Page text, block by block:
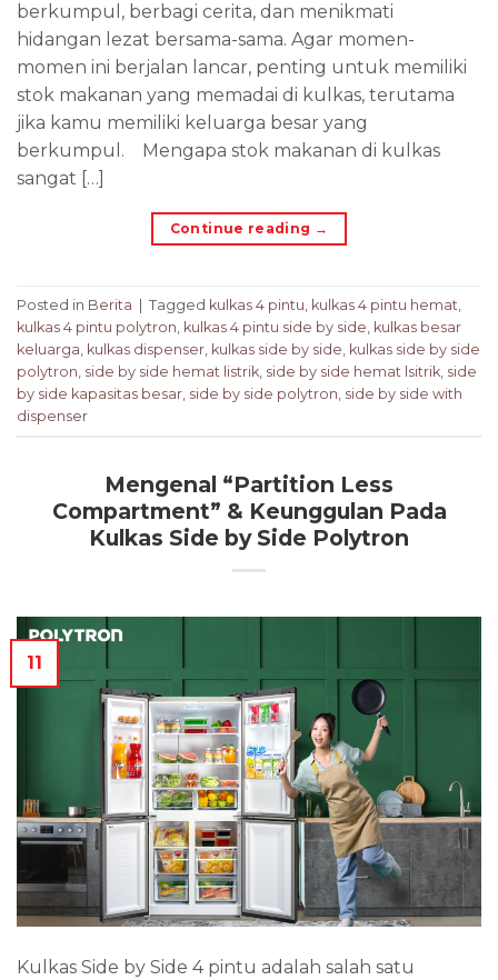
berkumpul, berbagi cerita, dan menikmati
hidangan lezat bersama-sama. Agar momen-
momen ini berjalan lancar, penting untuk memiliki
stok makanan yang memadai di kulkas, terutama
jika kamu memiliki keluarga besar yang
berkumpul. Mengapa stok makanan di kulkas
sangat […]
Continue reading →
Posted in Berita Tagged kulkas 4 pintu kulkas 4 pintu hemat
kulkas 4 pintu polytron kulkas 4 pintu side by side kulkas besar
keluarga kulkas dispenser kulkas side by side kulkas side by side
polytron side by side hemat listrik side by side hemat lsitrik side
by side kapasitas besar side by side polytron side by side with
dispenser
Mengenal “Partition Less
Compartment” & Keunggulan Pada
Kulkas Side by Side Polytron
11
Kulkas Side by Side 4 pintu adalah salah satu